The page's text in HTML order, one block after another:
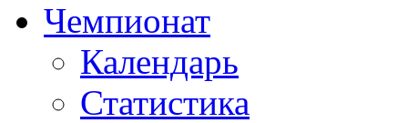
Чемпионат
Календарь
Статистика